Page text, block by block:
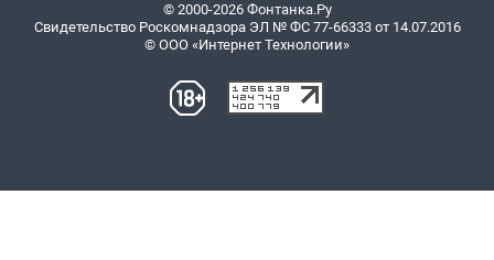
© 2000-2026 Фонтанка.Ру
Свидетельство Роскомнадзора ЭЛ № ФС 77-66333 от 14.07.2016
© ООО «Интернет Технологии»